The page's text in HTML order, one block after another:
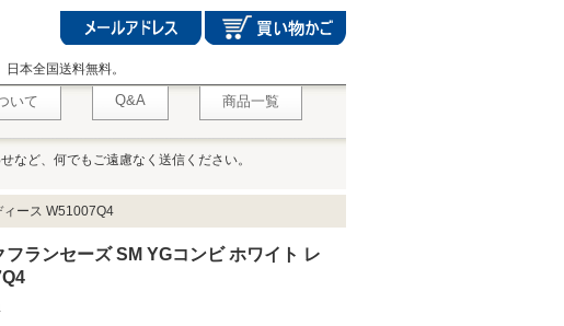
本全国送料無料。
いて Q&A 商品一覧
など、何でもご遠慮なく送信ください。
ィース W51007Q4
フランセーズ SM YGコンビ ホワイト レ